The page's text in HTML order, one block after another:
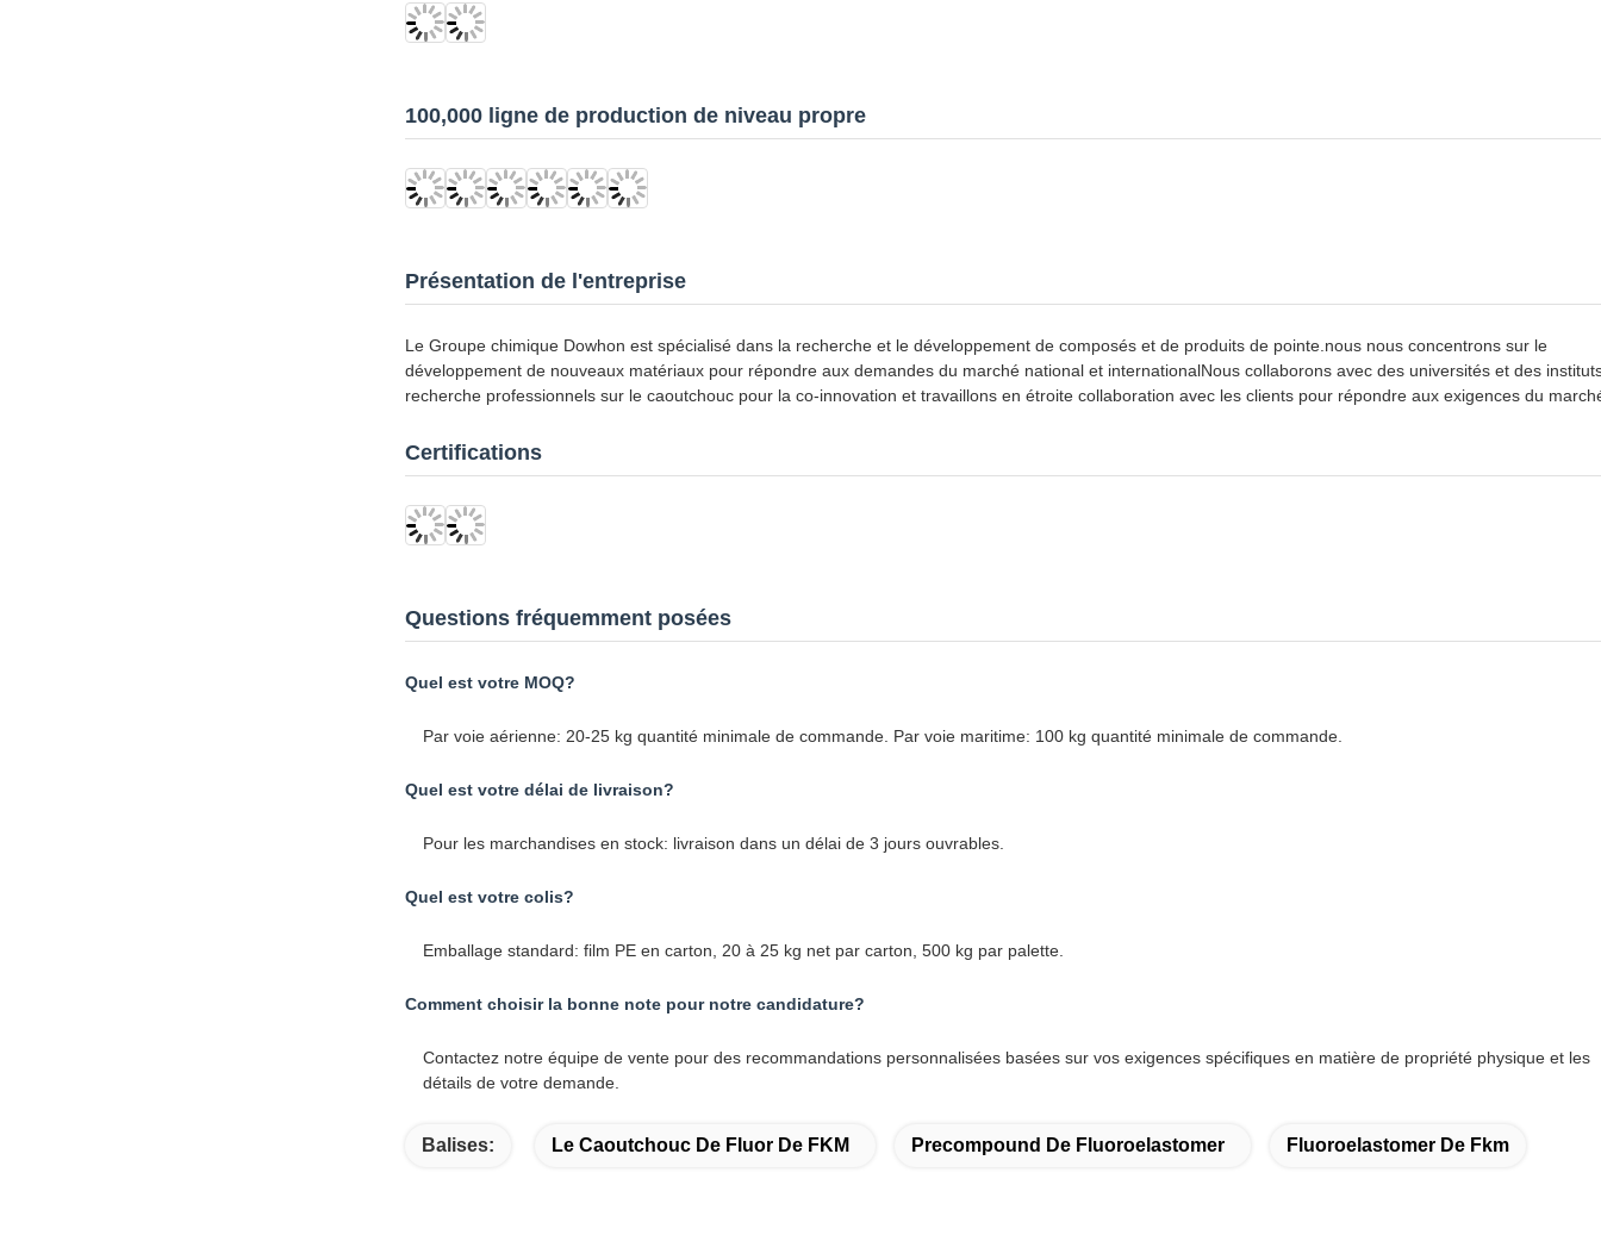
100,000 ligne de production de niveau propre
Présentation de l'entreprise
Le Groupe chimique Dowhon est spécialisé dans la recherche et le développement de composés et de produits de pointe.nous nous concentrons sur le
développement de nouveaux matériaux pour répondre aux demandes du marché national et internationalNous collaborons avec des universités et des
Certifications
Questions fréquemment posées
Quel est votre MOQ?
détails de votre demande.
Balises: Le Caoutchouc De Fluor De FKM